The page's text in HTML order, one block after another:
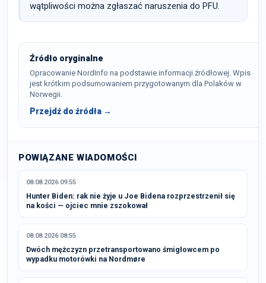
wątpliwości można zgłaszać naruszenia do PFU.
Źródło oryginalne
Opracowanie NordInfo na podstawie informacji źródłowej. Wpis
jest krótkim podsumowaniem przygotowanym dla Polaków w
Norwegii.
Przejdź do źródła →
POWIĄZANE WIADOMOŚCI
08.08.2026 09:55
Hunter Biden: rak nie żyje u Joe Bidena rozprzestrzenił się
na kości — ojciec mnie zszokował
08.08.2026 08:55
Dwóch mężczyzn przetransportowano śmigłowcem po
wypadku motorówki na Nordmøre